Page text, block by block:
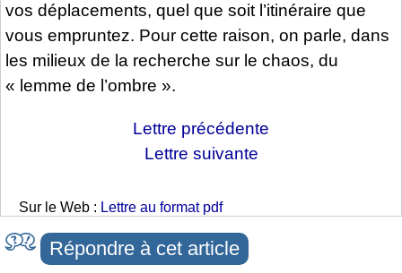
vos déplacements, quel que soit l’itinéraire que
vous empruntez. Pour cette raison, on parle, dans
les milieux de la recherche sur le chaos, du
« lemme de l’ombre ».
Lettre précédente
Lettre suivante
Sur le Web : Lettre au format pdf
Répondre à cet article